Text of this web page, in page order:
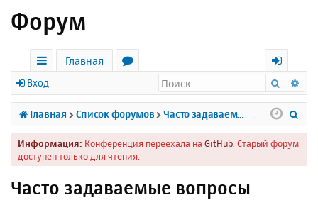
Форум
с
ы
л
к
Главная
р
у
м
х
о
д
Вход Поиск
Главная Список форумов Часто задаваемые вопросы
Информация: Конференция переехала на GitHub . Старый форум
доступен только для чтения.
Часто задаваемые вопросы